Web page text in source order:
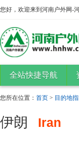
您好，欢迎来到河南户外网-
全站快捷导航
您所在位置： 首页 > 目的地
伊朗 Iran